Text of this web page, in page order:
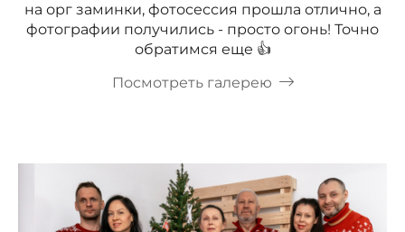
на орг заминки, фотосессия прошла отлично, а
фотографии получились - просто огонь! Точно
обратимся еще 👍
Посмотреть галерею